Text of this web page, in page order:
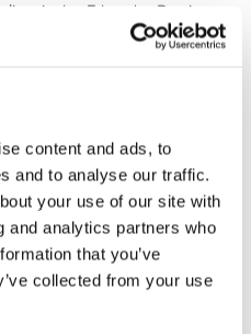
content and ads, to
and to analyse our traffic.
your use of our site with
and analytics partners who
that you’ve
collected from your use
Erbe der Region
Erlebnis wird durch
jeder sorgfältig
gastronomischen